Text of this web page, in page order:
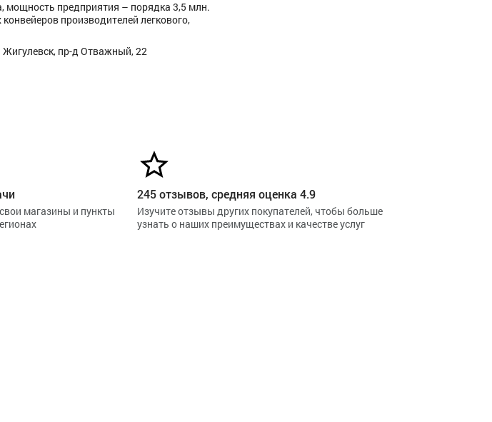
мощность предприятия – порядка 3,5 млн.
производителей легкового,
пр-д Отважный, 22
магазины и пункты
245 отзывов, средняя оценка 4.9
Изучите отзывы других покупателей, чтобы больше
узнать о наших преимуществах и качестве услуг